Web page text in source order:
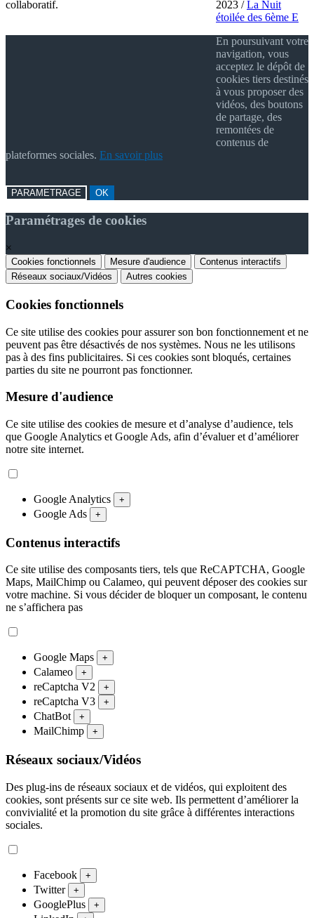
2023 /La Nuit
étoilée des 6ème E
En poursuivant votre
navigation, vous
acceptez le dépôt de
cookies tiers destinés
à vous proposer des
vidéos, des boutons
de partage, des
remontées de
contenus de
plateformes sociales. En savoir plus
PARAMETRAGE OK
Paramétrages de cookies
×
Cookies fonctionnels Mesure d'audience
Contenus interactifs
Réseaux sociaux/Vidéos
Autres cookies
Cookies fonctionnels
Ce site utilise des cookies pour assurer son bon fonctionnement et ne
peuvent pas être désactivés de nos systèmes. Nous ne les utilisons
pas à des fins publicitaires. Si ces cookies sont bloqués, certaines
parties du site ne pourront pas fonctionner.
Mesure d'audience
Ce site utilise des cookies de mesure et d’analyse d’audience, tels
que Google Analytics et Google Ads, afin d’évaluer et d’améliorer
notre site internet.
Google Analytics +
Google Ads +
Contenus interactifs
Ce site utilise des composants tiers, tels que ReCAPTCHA, Google
Maps, MailChimp ou Calameo, qui peuvent déposer des cookies sur
votre machine. Si vous décider de bloquer un composant, le contenu
ne s’affichera pas
Google Maps +
Calameo +
reCaptcha V2 +
reCaptcha V3 +
ChatBot +
MailChimp +
Réseaux sociaux/Vidéos
Des plug-ins de réseaux sociaux et de vidéos, qui exploitent des
cookies, sont présents sur ce site web. Ils permettent d’améliorer la
convivialité et la promotion du site grâce à différentes interactions
sociales.
Facebook +
Twitter +
GooglePlus +